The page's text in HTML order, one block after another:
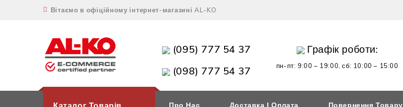
Вітаємо в офіційному інтернет-магазині AL-KO
(095) 777 54 37
(098) 777 54 37
Графік роботи:
пн-пт: 9:00 – 19:00,сб: 10:00 – 15:00
Про Нас Доставка І Оплата Повернення Товару